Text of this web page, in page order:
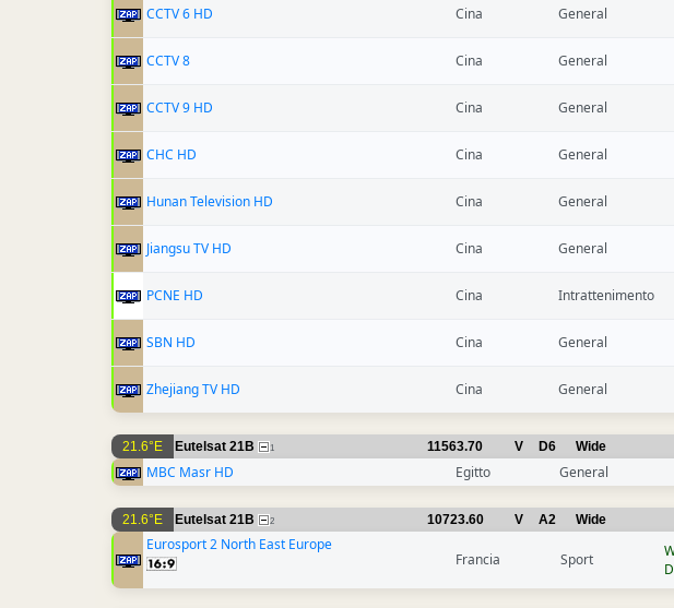
CCTV 6 HD Cina General
CCTV 8 Cina General
CCTV 9 HD Cina General
CHC HD Cina General
Hunan Television HD Cina General
Jiangsu TV HD Cina General
PCNE HD Cina Intrattenimento
SBN HD Cina General
Zhejiang TV HD Cina General
21.6°E Eutelsat 21B 1 11563.70 V D6 Wide
MBC Masr HD Egitto General
21.6°E Eutelsat 21B 2 10723.60 V A2 Wide
Eurosport 2 North East Europe
Francia
Sport